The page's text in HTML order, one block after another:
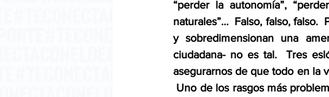
“perder la autonomía”,
naturales”…  Falso, falso,
y sobredimensionan una
ciudadana- no es tal.  Tres
asegurarnos de que todo en la
Uno de los rasgos más